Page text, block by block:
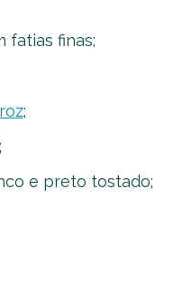
fatias finas;
;
e preto tostado;